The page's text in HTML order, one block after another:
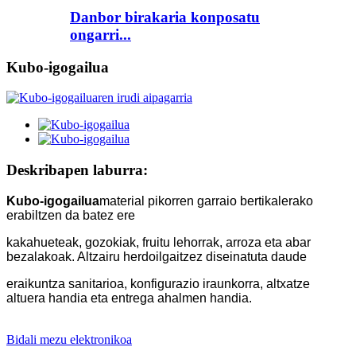
Danbor birakaria konposatu
ongarri...
Kubo-igogailua
Deskribapen laburra:
Kubo-igogailuamaterial pikorren garraio bertikalerako
erabiltzen da batez ere
kakahueteak, gozokiak, fruitu lehorrak, arroza eta abar
bezalakoak. Altzairu herdoilgaitzez diseinatuta daude
eraikuntza sanitarioa, konfigurazio iraunkorra, altxatze
altuera handia eta entrega ahalmen handia.
Bidali mezu elektronikoa